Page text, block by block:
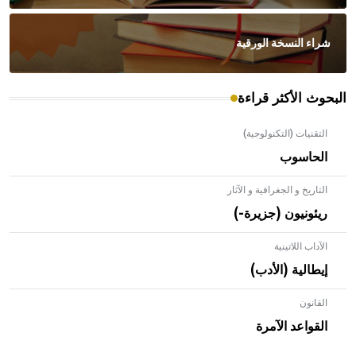
شراء النسخة الورقية
البحوث الأكثر قراءة
التقنيات (التكنولوجية)
الحاسوب
التاريخ و الجغرافية و الآثار
ريئونيون (جزيرة-)
الآداب اللاتينية
إيطالية (الأدب)
القانون
القواعد الآمرة
- هل تعلم أن الأبلق نوع من الفنون الهندسية التي ارتبطت
بالعمارة الإسلامية في بلاد الشام ومصر خاصة، حيث يحرص
المعمار على بناء مداميكه وخاصة في الواجهات